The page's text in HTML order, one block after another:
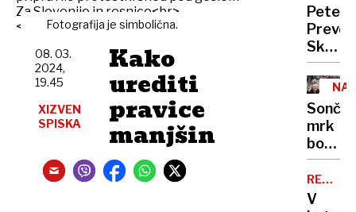
Fotografija je simbolična.
Kako
urediti
pravice
manjšin
08. 03.
2024,
19.45
XIZVEN
SPISKA
Peter
Prevc:
policaji
niso
dela
mrk
bodo
ovirali
oblaki
PET
V